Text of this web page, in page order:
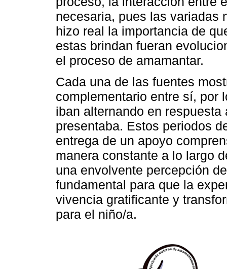
necesaria, pues las variadas
hizo real la importancia de
estas brindan fueran
el proceso de amamantar.
Cada una de las fuentes
complementario entre sí, por
iban alternando en
presentaba. Estos periodos
entrega de un apoyo
manera constante a lo largo
una envolvente percepción
fundamental para que la
vivencia gratificante y
para el niño/a.